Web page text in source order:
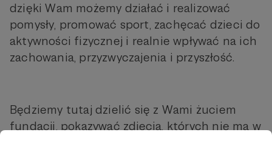
dzięki Wam możemy działać i realizować
pomysły, promować sport, zachęcać dzieci do
aktywności fizycznej i realnie wpływać na ich
zachowania, przyzwyczajenia i przyszłość.
Będziemy tutaj dzielić się z Wami żuciem
fundacji, pokazywać zdjęcia, których nie ma w